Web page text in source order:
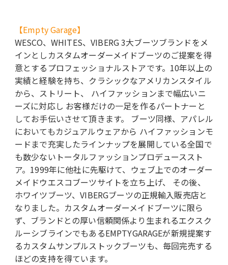
【Empty Garage】
WESCO、WHITES、VIBERG 3大ブーツブランドをメ
インとしカスタムオーダーメイドブーツのご提案を得
意とするプロフェッショナルストアです。10年以上の
実績と経験を持ち、クラシックなアメリカンスタイル
から、ストリート、 ハイファッションまで幅広いニ
ーズに対応し お客様だけの一足を作るパートナーと
してお手伝いさせて頂きます。 ブーツ同様、アパレル
においてもカジュアルウェアから ハイファッションモ
ードまで充実したラインナップを展開している全国で
も数少ないトータルファッションプロデューススト
ア。1999年に他社に先駆けて、ウェブ上でのオーダー
メイドウエスコブーツサイトを立ち上げ、 その後、
ホワイツブーツ、VIBERGブーツの正規輸入販売店と
なりました。カスタムオーダーメイドブーツに限ら
ず、ブランドとの厚い信頼関係より生まれるエクスク
ルーシブラインでもあるEMPTYGARAGEが新規提案す
るカスタムサンプルストックブーツも、毎回完売する
ほどの支持を得ています。